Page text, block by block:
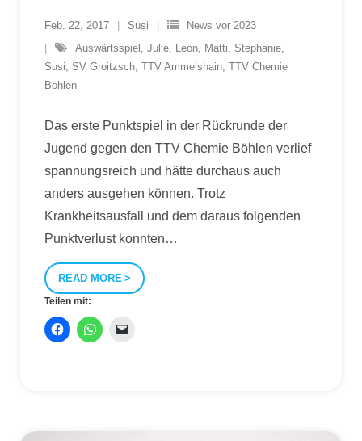
Feb. 22, 2017 Susi
News vor 2023
Auswärtsspiel , Julie, Leon, Matti, Stephanie,
Susi, SV Groitzsch, TTV Ammelshain, TTV Chemie
Böhlen
Das erste Punktspiel in der Rückrunde der
Jugend gegen den TTV Chemie Böhlen verlief
spannungsreich und hätte durchaus auch
anders ausgehen können. Trotz
Krankheitsausfall und dem daraus folgenden
Punktverlust konnten…
READ MORE
Teilen mit: